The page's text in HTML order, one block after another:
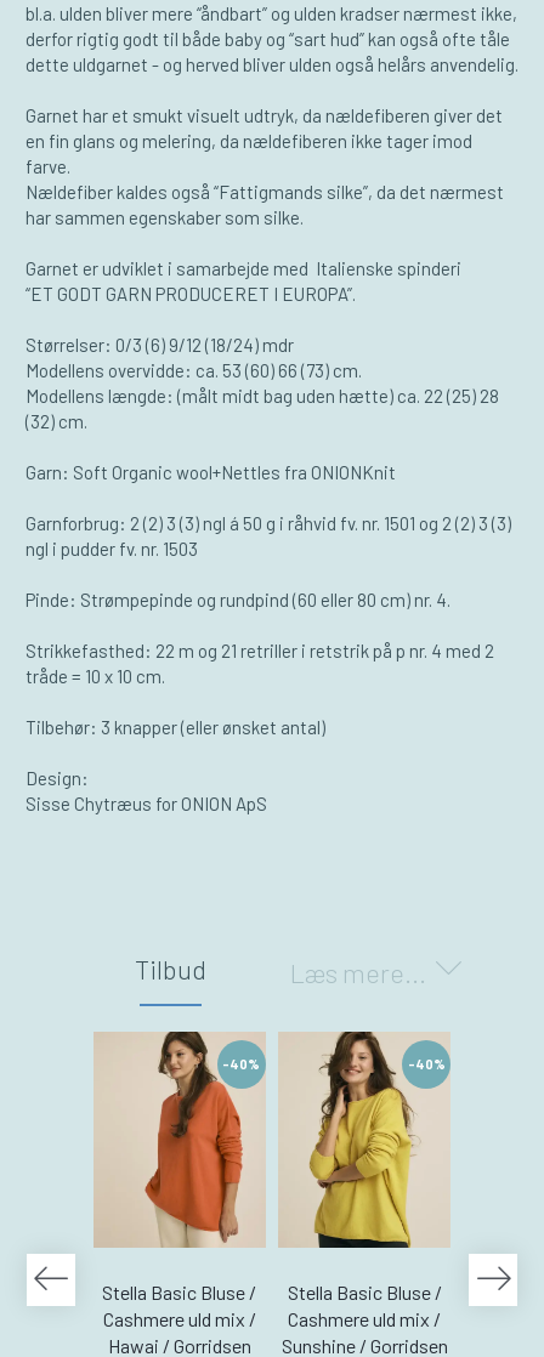
bl.a. ulden bliver mere “åndbart” og ulden kradser nærmest ikke,
derfor rigtig godt til både baby og “sart hud” kan også ofte tåle
dette uldgarnet - og herved bliver ulden også helårs anvendelig.
Garnet har et smukt visuelt udtryk, da nældefiberen giver det
en fin glans og melering, da nældefiberen ikke tager imod
farve.
Nældefiber kaldes også “Fattigmands silke”, da det nærmest
har sammen egenskaber som silke.
Garnet er udviklet i samarbejde med Italienske spinderi
“ET GODT GARN PRODUCERET I EUROPA”.
Størrelser: 0/3 (6) 9/12 (18/24) mdr
Modellens overvidde: ca. 53 (60) 66 (73) cm.
Modellens længde: (målt midt bag uden hætte) ca. 22 (25) 28
(32) cm.
Garn: Soft Organic wool+Nettles fra ONIONKnit
Garnforbrug: 2 (2) 3 (3) ngl á 50 g i råhvid fv. nr. 1501 og 2 (2) 3 (3)
ngl i pudder fv. nr. 1503
Pinde: Strømpepinde og rundpind (60 eller 80 cm) nr. 4.
Strikkefasthed: 22 m og 21 retriller i retstrik på p nr. 4 med 2
tråde = 10 x 10 cm.
Tilbehør: 3 knapper (eller ønsket antal)
Design:
Sisse Chytræus for ONION ApS
Læs mere...
Tilbud
-40%
Stella Basic Bluse /
Cashmere uld mix /
Hawai / Gorridsen
-40%
Stella Basic Bluse /
Cashmere uld mix /
Sunshine / Gorridsen
Stella